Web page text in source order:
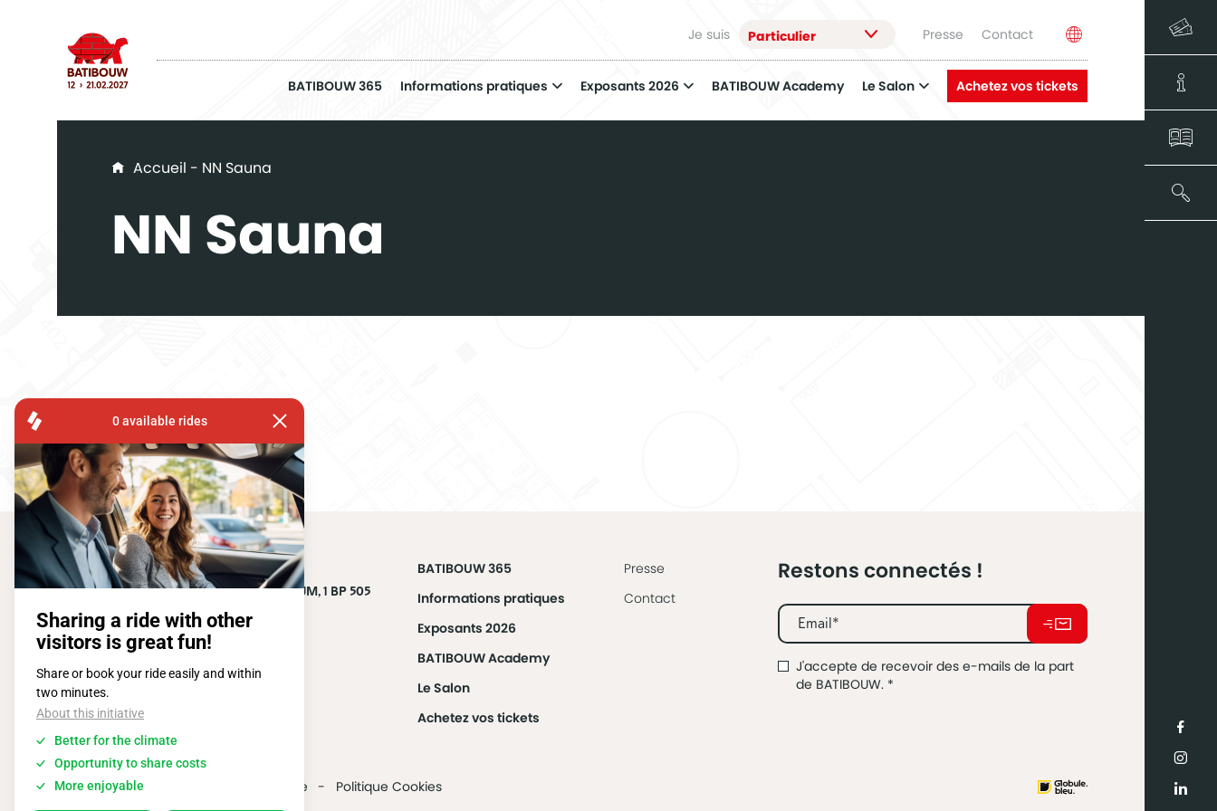
Je suis Particulier Presse Contact
BATIBOUW 365 Informations pratiques Exposants 2026 BATIBOUW Academy Le Salon Achetez vos tickets
You are here
Accueil - NN Sauna
NN Sauna
GERVI
FISA OPERATIONS
SQUARE DE L'ATOMIUM, 1 BP 505
1020 BRUXELLES
Tel:+ 32 2 663 14 01
BATIBOUW 365
Informations pratiques
Exposants 2026
BATIBOUW Academy
Le Salon
Achetez vos tickets
Presse
Contact
Restons connectés !
J'accepte de recevoir des e-mails de la part
de BATIBOUW. *
2026 @ All rights reserved Vie privée Politique Cookies